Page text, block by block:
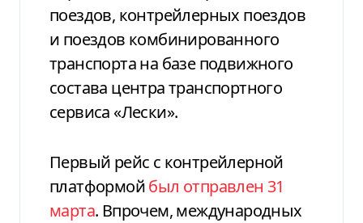
поездов, контрейлерных поездов
и поездов комбинированного
транспорта на базе подвижного
состава центра транспортного
сервиса «Лески».
Первый рейс с контрейлерной
платформойбыл отправлен 31
марта. Впрочем, международных